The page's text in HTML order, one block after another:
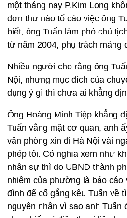
một tháng nay P.Kim Long
đơn thư nào tố cáo việc ông
biết, ông Tuấn làm phó chủ
từ năm 2004, phụ trách mảng
Nhiều người cho rằng ông
Nội, nhưng mục đích của
dụng ý gì thì chưa ai khẳng
Ông Hoàng Minh Tiệp khẳng
Tuấn vắng mặt cơ quan, anh
văn phòng xin đi Hà Nội vài
phép tôi. Có nghĩa xem như
nhân sự thì do UBND thành
nhiệm của phường là báo cáo
đình để cố gắng kêu Tuấn về
nguyên nhân vì sao anh Tuấn